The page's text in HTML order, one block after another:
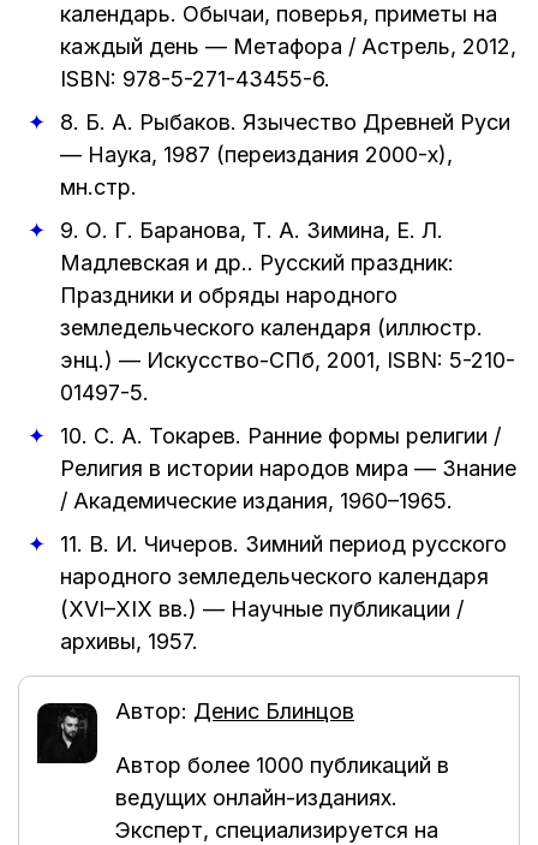
календарь. Обычаи, поверья, приметы на
каждый день — Метафора / Астрель, 2012,
ISBN: 978-5-271-43455-6.
8. Б. А. Рыбаков. Язычество Древней Руси
— Наука, 1987 (переиздания 2000-х),
мн.стр.
9. О. Г. Баранова, Т. А. Зимина, Е. Л.
Мадлевская и др.. Русский праздник:
Праздники и обряды народного
земледельческого календаря (иллюстр.
энц.) — Искусство-СПб, 2001, ISBN: 5-210-
01497-5.
10. С. А. Токарев. Ранние формы религии /
Религия в истории народов мира — Знание
/ Академические издания, 1960–1965.
11. В. И. Чичеров. Зимний период русского
народного земледельческого календаря
(XVI–XIX вв.) — Научные публикации /
архивы, 1957.
Автор: Денис Блинцов
Автор более 1000 публикаций в
ведущих онлайн-изданиях.
Эксперт, специализируется на